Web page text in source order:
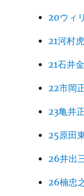
20ウィ
21河村
21石井
22市岡
23亀井
25原田
26井出
26楠忠